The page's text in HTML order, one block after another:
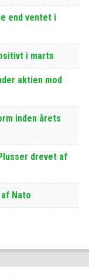
end ventet i
i marts
aktien mod
inden årets
drevet af
Nato